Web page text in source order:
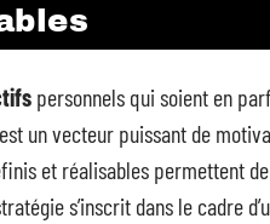
personnels qui soient en
un vecteur puissant de
et réalisables permettent
s’inscrit dans le cadre